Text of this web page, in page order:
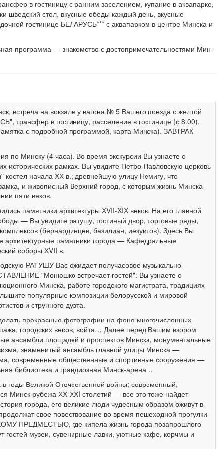
в гостиницу с ранним заселением, купание в аквапарке,
шведский стол, вкусные обеды каждый день, вкусные
гостинице БЕЛАРУСЬ*** с аквапарком в центре Минска и
про­грам­ма — знакомство с до­сто­при­ме­ча­тель­но­стя­ми Мин­
встреча на вокзале у вагона № 5 Вашего поезда с желтой
трансфер в гостиницу, расселение в гостинице (с 8.00).
с подробной программой, карта Минска). ЗАВТРАК
по Минску (4 часа). Во время экскурсии Вы узнаете о
исторических рамках. Вы увидите Петро-Павловскую церковь
костел начала ХХ в.; древнейшую улицу Немигу, что
и живописный Верхний город, с которым жизнь Минска
пяти веков.
памятники архитектуры XVII-XIX веков. На его главной
— Вы увидите ратушу, гостиный двор, торговые ряды,
(бернардинцев, базилиан, иезуитов). Здесь Вы
архитектурные памятники города — Кафедральные
соборы ХVII в.
РАТУШУ Вас ожидает получасовое музыкально-
"Монюшко встречает гостей": Вы узнаете о
Минска, работе городского магистрата, традициях
популярные композиции белорусской и мировой
и струнного дуэта.
прекрасные фотографии на фоне многочисленных
городских весов, войта… Далее перед Вашим взором
ансамбли площадей и проспектов Минска, монументальные
знаменитый ансамбль главной улицы Минска —
современные общественные и спортивные сооружения —
библиотека и грандиозная Минск-арена…
в годы Великой Отечественной войны; современный,
Минск рубежа ХХ-ХХI столетий — все это тоже найдет
города, его великие люди чудесным образом оживут в
свое повествование во время пешеходной прогулки
ПРЕДМЕСТЬЮ, где кипела жизнь города позапрошлого
гостей музеи, сувенирные лавки, уютные кафе, корчмы и